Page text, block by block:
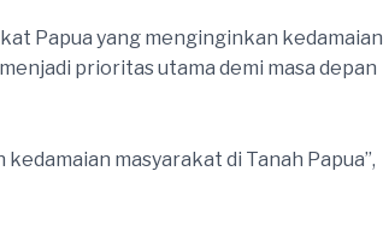
Papua yang menginginkan kedamaian
prioritas utama demi masa depan
masyarakat di Tanah Papua”,